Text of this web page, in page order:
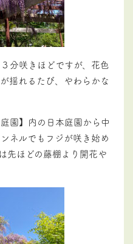
分咲きほどですが、花色
揺れるたび、やわらかな
園】内の日本庭園から中
ネルでもフジが咲き始め
先ほどの藤棚より開花や